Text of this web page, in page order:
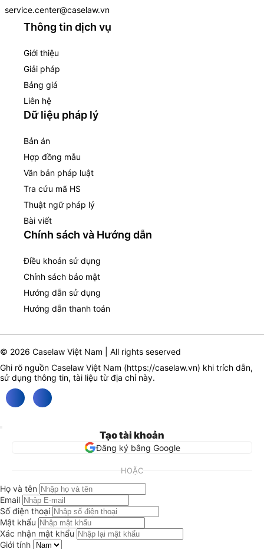
service.center@caselaw.vn
Thông tin dịch vụ
Giới thiệu
Giải pháp
Bảng giá
Liên hệ
Dữ liệu pháp lý
Bản án
Hợp đồng mẫu
Văn bản pháp luật
Tra cứu mã HS
Thuật ngữ pháp lý
Bài viết
Chính sách và Hướng dẫn
Điều khoản sử dụng
Chính sách bảo mật
Hướng dẫn sử dụng
Hướng dẫn thanh toán
© 2026 Caselaw Việt Nam | All rights seserved
Ghi rõ nguồn Caselaw Việt Nam (https://caselaw.vn) khi trích dẫn,
sử dụng thông tin, tài liệu từ địa chỉ này.
Tạo tài khoản
Đăng ký bằng Google
HOẶC
Họ và tên
Email
Số điện thoại
Mật khẩu
Xác nhận mật khẩu
Giới tính